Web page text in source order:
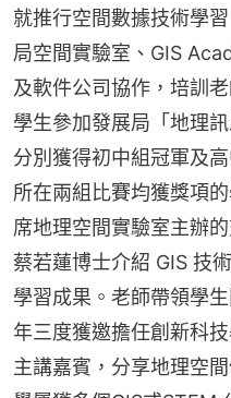
就推行空間數據技術學
局空間實驗室、GIS
及軟件公司協作，培訓
學生參加發展局「地理
分別獲得初中組冠軍及
所在兩組比賽均獲獎項
席地理空間實驗室主辦
蔡若蓮博士介紹 GIS 技
學習成果。老師帶領學
年三度獲邀擔任創新科
主講嘉賓，分享地理空